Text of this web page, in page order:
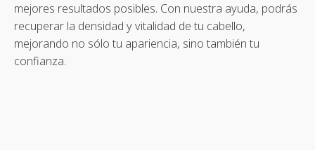
mejores resultados posibles. Con nuestra ayuda, podrás
recuperar la densidad y vitalidad de tu cabello,
mejorando no sólo tu apariencia, sino también tu
confianza.